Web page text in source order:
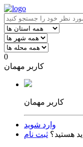
0
کاربر مهمان
کاربر مهمان
وارد شوید
هستید؟ ثبت نام